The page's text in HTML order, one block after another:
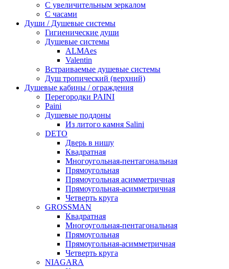
С увеличительным зеркалом
С часами
Души / Душевые системы
Гигиенические души
Душевые системы
ALMAes
Valentin
Встраиваемые душевые системы
Душ тропический (верхний)
Душевые кабины / ограждения
Перегородки PAINI
Paini
Душевые поддоны
Из литого камня Salini
DETO
Дверь в нишу
Квадратная
Многоугольная-пентагональная
Прямоугольная
Прямоугольная асимметричная
Прямоугольная-асимметричная
Четверть круга
GROSSMAN
Квадратная
Многоугольная-пентагональная
Прямоугольная
Прямоугольная-асимметричная
Четверть круга
NIAGARA